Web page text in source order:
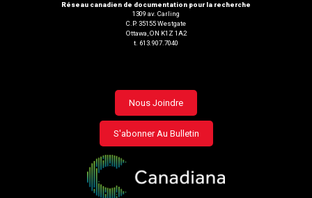
Réseau canadien de documentation pour la recherche
1309 av. Carling
C.P. 35155 Westgate
Ottawa, ON K1Z 1A2
t. 613.907.7040
Footer
menu
Nous Joindre
S'abonner Au Bulletin